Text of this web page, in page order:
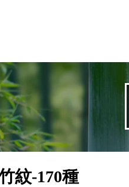
紋-170種